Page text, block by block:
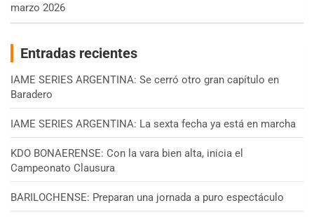
marzo 2026
Entradas recientes
IAME SERIES ARGENTINA: Se cerró otro gran capítulo en
Baradero
IAME SERIES ARGENTINA: La sexta fecha ya está en marcha
KDO BONAERENSE: Con la vara bien alta, inicia el
Campeonato Clausura
BARILOCHENSE: Preparan una jornada a puro espectáculo